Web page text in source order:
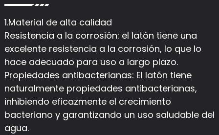
1.Material de alta calidad
Resistencia a la corrosión: el latón tiene una
excelente resistencia a la corrosión, lo que lo
hace adecuado para uso a largo plazo.
Propiedades antibacterianas: El latón tiene
naturalmente propiedades antibacterianas,
inhibiendo eficazmente el crecimiento
bacteriano y garantizando un uso saludable del
agua.